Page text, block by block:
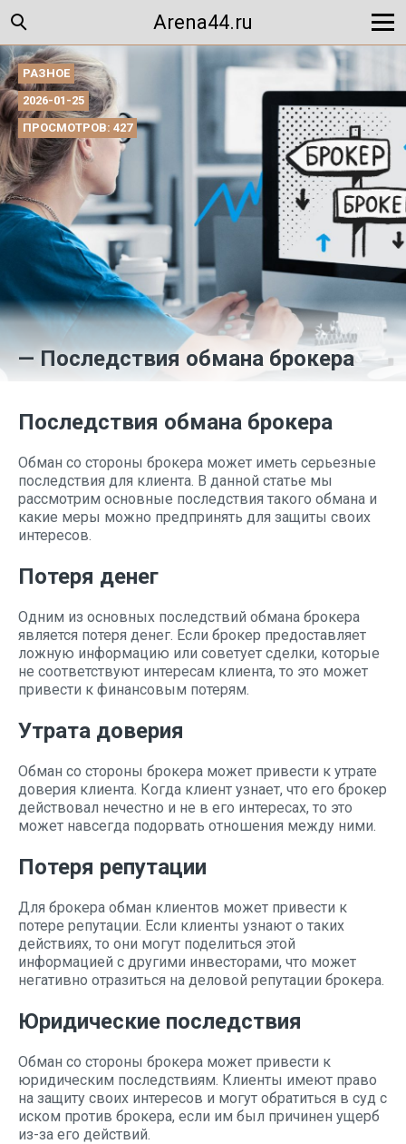
Arena44.ru
РАЗНОЕ
2026-01-25
ПРОСМОТРОВ: 427
— Последствия обмана брокера
Последствия обмана брокера
Обман со стороны брокера может иметь серьезные
последствия для клиента. В данной статье мы
рассмотрим основные последствия такого обмана и
какие меры можно предпринять для защиты своих
интересов.
Потеря денег
Одним из основных последствий обмана брокера
является потеря денег. Если брокер предоставляет
ложную информацию или советует сделки, которые
не соответствуют интересам клиента, то это может
привести к финансовым потерям.
Утрата доверия
Обман со стороны брокера может привести к утрате
доверия клиента. Когда клиент узнает, что его брокер
действовал нечестно и не в его интересах, то это
может навсегда подорвать отношения между ними.
Потеря репутации
Для брокера обман клиентов может привести к
потере репутации. Если клиенты узнают о таких
действиях, то они могут поделиться этой
информацией с другими инвесторами, что может
негативно отразиться на деловой репутации брокера.
Юридические последствия
Обман со стороны брокера может привести к
юридическим последствиям. Клиенты имеют право
на защиту своих интересов и могут обратиться в суд с
иском против брокера, если им был причинен ущерб
из-за его действий.